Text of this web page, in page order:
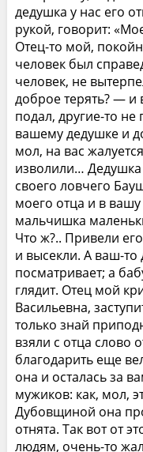
дедушка у нас его
рукой, говорит:
Отец-то мой,
человек был
человек, не
доброе терять? — и
подал, другие-то
вашему дедушке и
мол, на вас
изволили…
своего ловчего
моего отца и в
мальчишка
Что ж?.. Привели
и высекли. А ваш-то
посматривает; а
глядит. Отец мой
Васильевна,
только знай
взяли с отца слово
благодарить еще
она и осталась за
мужиков: как, мол,
Дубовщиной она
отнята. Так вот от
людям, очень-то